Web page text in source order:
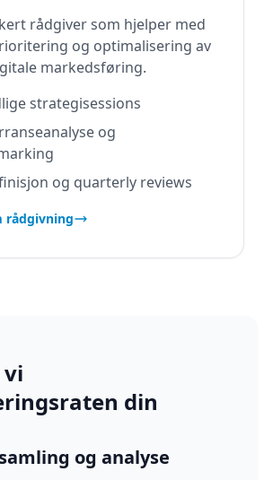
rådgiver som hjelper med
og optimalisering av
markedsføring.
strategisessions
og
og quarterly reviews
rådgivning
din
og analyse